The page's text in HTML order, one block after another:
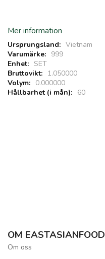
Mer information
Vietnam
999
SET
1.050000
0.000000
60
OM EASTASIANFOOD
Om oss